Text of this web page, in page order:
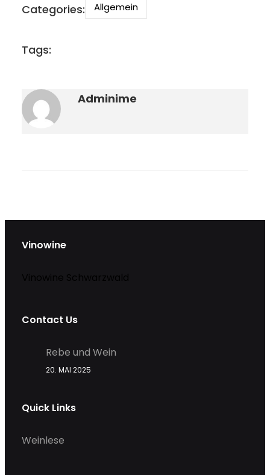
Categories: Allgemein
Tags:
Adminime
Vinowine
Contact Us
Rebe und Wein
20. MAI 2025
Quick Links
Weinlese